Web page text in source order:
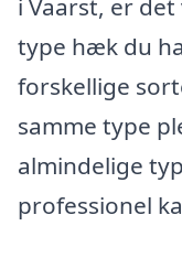
i Vaarst, er
type hæk du
forskellige
samme type
almindelige
professionel